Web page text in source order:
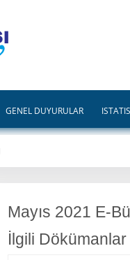
GENEL DUYURULAR
Mayıs 2021 E-
İlgili Dökümanlar